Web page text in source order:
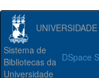
DSpace
Sistema de
Bibliotecas da
Universidade